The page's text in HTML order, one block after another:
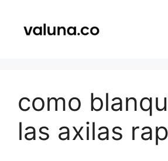
contenido
como
las axilas